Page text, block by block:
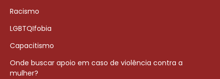
Racismo
LGBTQIfobia
Capacitismo
Onde buscar apoio em caso de violência contra a
mulher?